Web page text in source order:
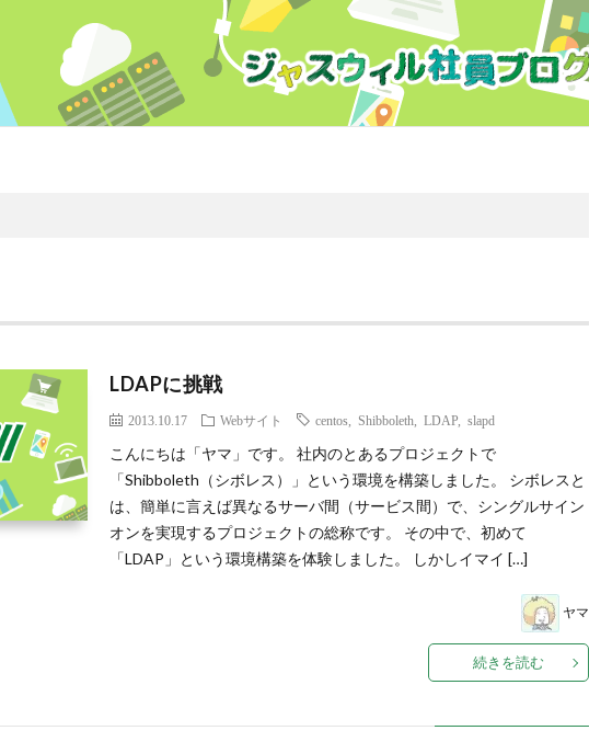
LDAPに挑戦
2013.10.17 Webサイト centos Shibboleth ,LDAP ,slapd
こんにちは「ヤマ」です。 社内のとあるプロジェクトで
「Shibboleth（シボレス）」という環境を構築しました。 シボレスと
は、簡単に言えば異なるサーバ間（サービス間）で、シングルサイン
オンを実現するプロジェクトの総称です。 その中で、初めて
「LDAP」という環境構築を体験しました。 しかしイマイ […]
ヤマ
続きを読む